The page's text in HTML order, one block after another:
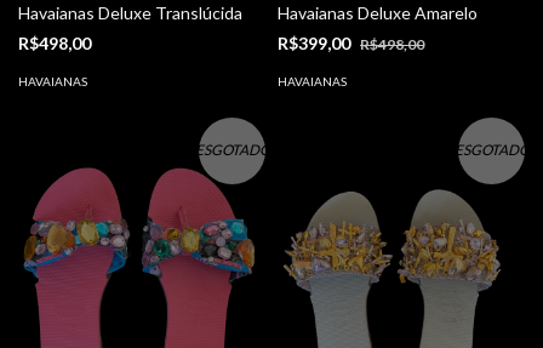
Havaianas Deluxe Translúcida
R$498,00
HAVAIANAS
Havaianas Deluxe Amarelo
R$399,00 R$498,00
HAVAIANAS
ESGOTADO ESGOTADO